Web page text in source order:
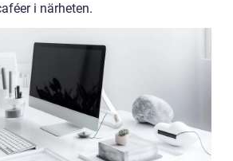
i närheten.